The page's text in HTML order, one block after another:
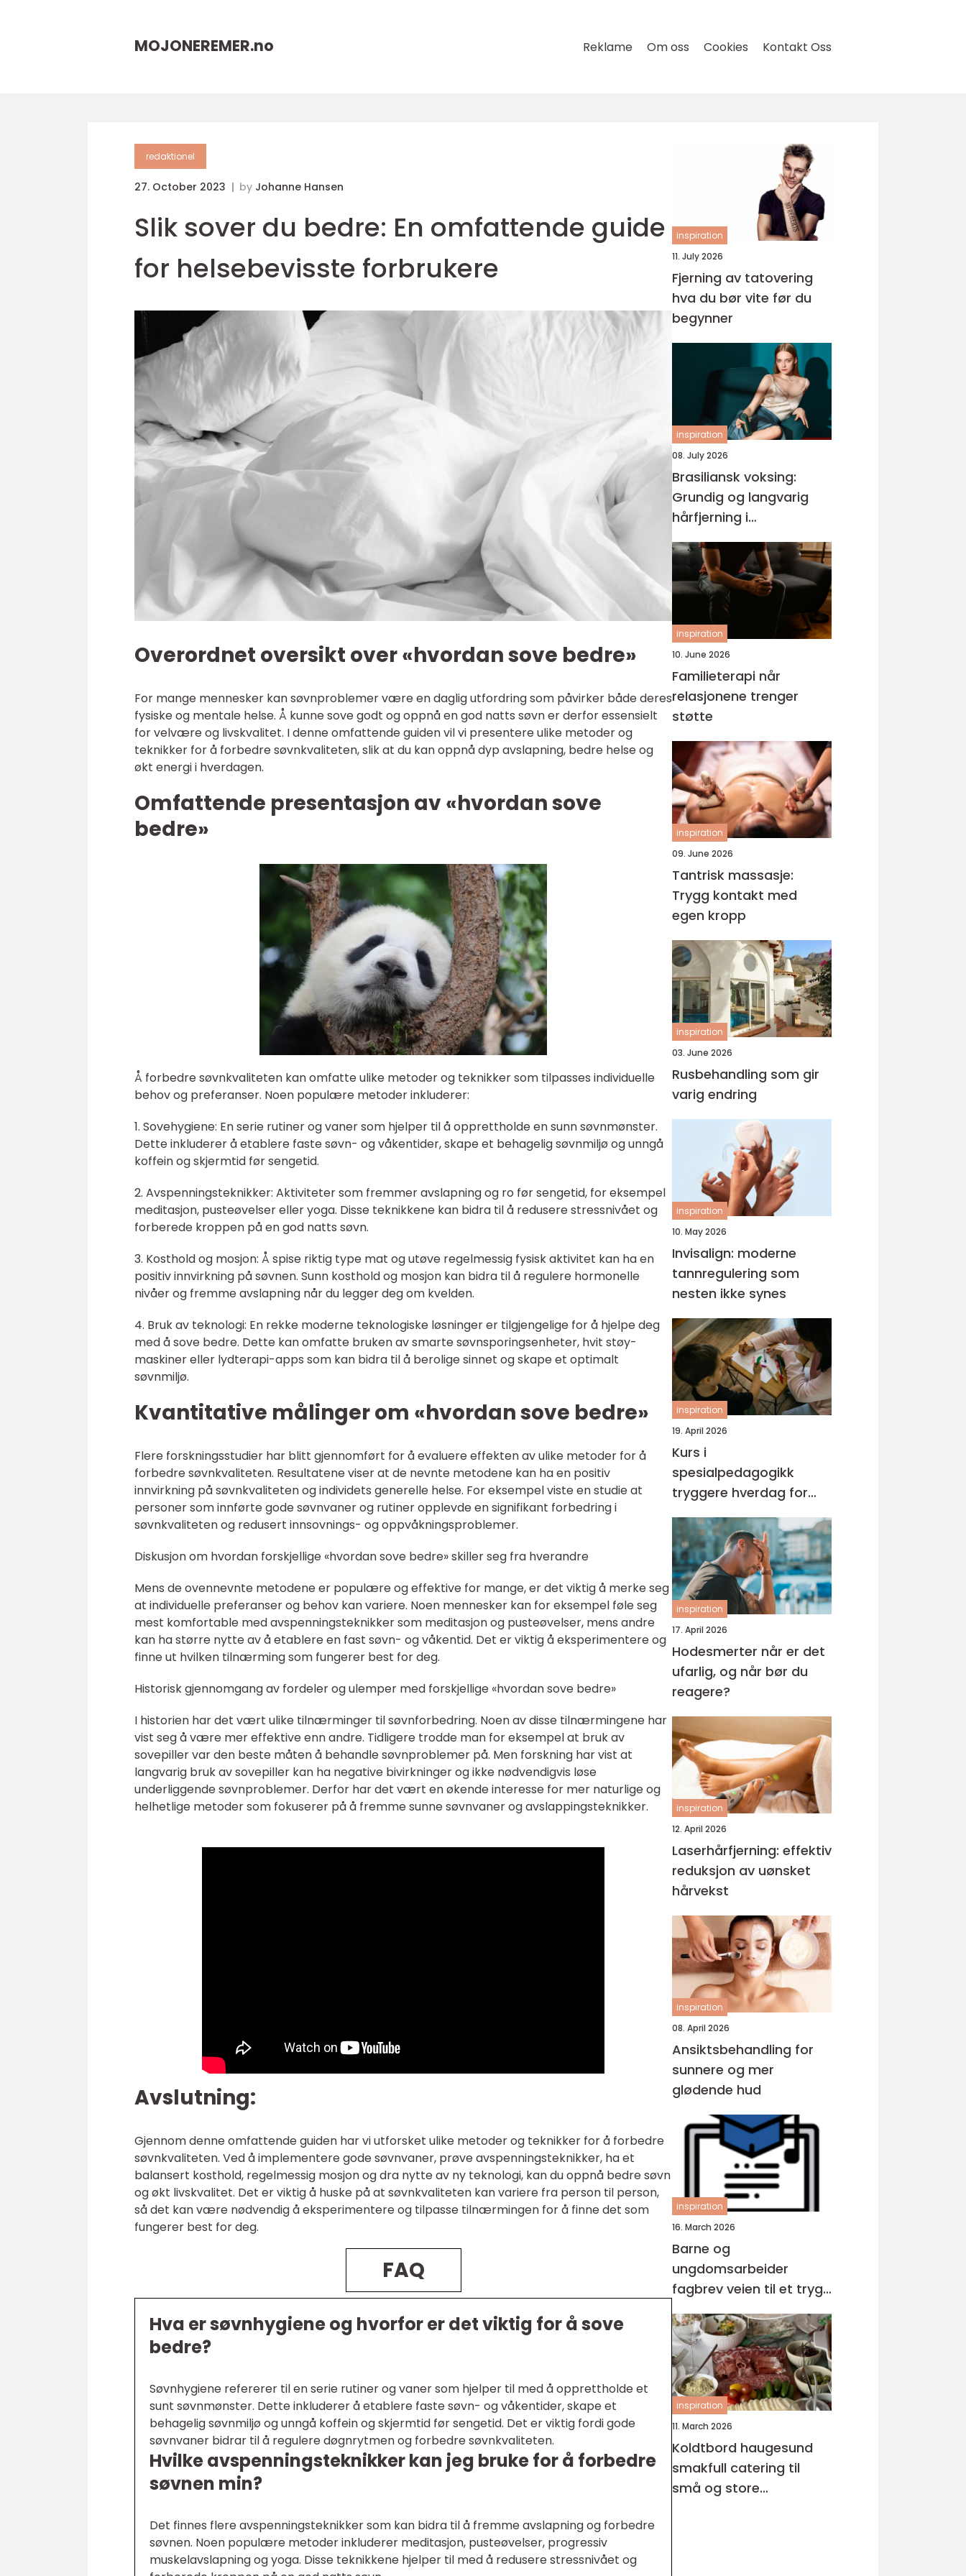
MOJONEREMER.no Reklame Om oss Cookies Kontakt Oss
redaktionel
27. October 2023 by Johanne Hansen
Slik sover du bedre: En omfattende guide
for helsebevisste forbrukere
Overordnet oversikt over «hvordan sove bedre»
For mange mennesker kan søvnproblemer være en daglig utfordring som påvirker både deres
fysiske og mentale helse. Å kunne sove godt og oppnå en god natts søvn er derfor essensielt
for velvære og livskvalitet. I denne omfattende guiden vil vi presentere ulike metoder og
teknikker for å forbedre søvnkvaliteten, slik at du kan oppnå dyp avslapning, bedre helse og
økt energi i hverdagen.
Omfattende presentasjon av «hvordan sove
bedre»
Å forbedre søvnkvaliteten kan omfatte ulike metoder og teknikker som tilpasses individuelle
behov og preferanser. Noen populære metoder inkluderer:
1. Sovehygiene: En serie rutiner og vaner som hjelper til å opprettholde en sunn søvnmønster.
Dette inkluderer å etablere faste søvn- og våkentider, skape et behagelig søvnmiljø og unngå
koffein og skjermtid før sengetid.
2. Avspenningsteknikker: Aktiviteter som fremmer avslapning og ro før sengetid, for eksempel
meditasjon, pusteøvelser eller yoga. Disse teknikkene kan bidra til å redusere stressnivået og
forberede kroppen på en god natts søvn.
3. Kosthold og mosjon: Å spise riktig type mat og utøve regelmessig fysisk aktivitet kan ha en
positiv innvirkning på søvnen. Sunn kosthold og mosjon kan bidra til å regulere hormonelle
nivåer og fremme avslapning når du legger deg om kvelden.
4. Bruk av teknologi: En rekke moderne teknologiske løsninger er tilgjengelige for å hjelpe deg
med å sove bedre. Dette kan omfatte bruken av smarte søvnsporingsenheter, hvit støy-
maskiner eller lydterapi-apps som kan bidra til å berolige sinnet og skape et optimalt
søvnmiljø.
Kvantitative målinger om «hvordan sove bedre»
Flere forskningsstudier har blitt gjennomført for å evaluere effekten av ulike metoder for å
forbedre søvnkvaliteten. Resultatene viser at de nevnte metodene kan ha en positiv
innvirkning på søvnkvaliteten og individets generelle helse. For eksempel viste en studie at
personer som innførte gode søvnvaner og rutiner opplevde en signifikant forbedring i
søvnkvaliteten og redusert innsovnings- og oppvåkningsproblemer.
Diskusjon om hvordan forskjellige «hvordan sove bedre» skiller seg fra hverandre
Mens de ovennevnte metodene er populære og effektive for mange, er det viktig å merke seg
at individuelle preferanser og behov kan variere. Noen mennesker kan for eksempel føle seg
mest komfortable med avspenningsteknikker som meditasjon og pusteøvelser, mens andre
kan ha større nytte av å etablere en fast søvn- og våkentid. Det er viktig å eksperimentere og
finne ut hvilken tilnærming som fungerer best for deg.
Historisk gjennomgang av fordeler og ulemper med forskjellige «hvordan sove bedre»
I historien har det vært ulike tilnærminger til søvnforbedring. Noen av disse tilnærmingene har
vist seg å være mer effektive enn andre. Tidligere trodde man for eksempel at bruk av
sovepiller var den beste måten å behandle søvnproblemer på. Men forskning har vist at
langvarig bruk av sovepiller kan ha negative bivirkninger og ikke nødvendigvis løse
underliggende søvnproblemer. Derfor har det vært en økende interesse for mer naturlige og
helhetlige metoder som fokuserer på å fremme sunne søvnvaner og avslappingsteknikker.
Avslutning:
Gjennom denne omfattende guiden har vi utforsket ulike metoder og teknikker for å forbedre
søvnkvaliteten. Ved å implementere gode søvnvaner, prøve avspenningsteknikker, ha et
balansert kosthold, regelmessig mosjon og dra nytte av ny teknologi, kan du oppnå bedre søvn
og økt livskvalitet. Det er viktig å huske på at søvnkvaliteten kan variere fra person til person,
så det kan være nødvendig å eksperimentere og tilpasse tilnærmingen for å finne det som
fungerer best for deg.
FAQ
Hva er søvnhygiene og hvorfor er det viktig for å sove
bedre?
Søvnhygiene refererer til en serie rutiner og vaner som hjelper til med å opprettholde et
sunt søvnmønster. Dette inkluderer å etablere faste søvn- og våkentider, skape et
behagelig søvnmiljø og unngå koffein og skjermtid før sengetid. Det er viktig fordi gode
søvnvaner bidrar til å regulere døgnrytmen og forbedre søvnkvaliteten.
Hvilke avspenningsteknikker kan jeg bruke for å forbedre
søvnen min?
Det finnes flere avspenningsteknikker som kan bidra til å fremme avslapning og forbedre
søvnen. Noen populære metoder inkluderer meditasjon, pusteøvelser, progressiv
muskelavslapning og yoga. Disse teknikkene hjelper til med å redusere stressnivået og
inspiration
11. July 2026
Fjerning av tatovering
hva du bør vite før du
begynner
inspiration
08. July 2026
Brasiliansk voksing:
Grundig og langvarig
hårfjerning i
intimområdet
inspiration
10. June 2026
Familieterapi når
relasjonene trenger
støtte
inspiration
09. June 2026
Tantrisk massasje:
Trygg kontakt med
egen kropp
inspiration
03. June 2026
Rusbehandling som gir
varig endring
inspiration
10. May 2026
Invisalign: moderne
tannregulering som
nesten ikke synes
inspiration
19. April 2026
Kurs i
spesialpedagogikk
tryggere hverdag for
barn med ekstra behov
inspiration
17. April 2026
Hodesmerter når er det
ufarlig, og når bør du
reagere?
inspiration
12. April 2026
Laserhårfjerning: effektiv
reduksjon av uønsket
hårvekst
inspiration
08. April 2026
Ansiktsbehandling for
sunnere og mer
glødende hud
inspiration
16. March 2026
Barne og
ungdomsarbeider
fagbrev veien til et trygt
og meningsfullt yrke
inspiration
11. March 2026
Koldtbord haugesund
smakfull catering til
små og store